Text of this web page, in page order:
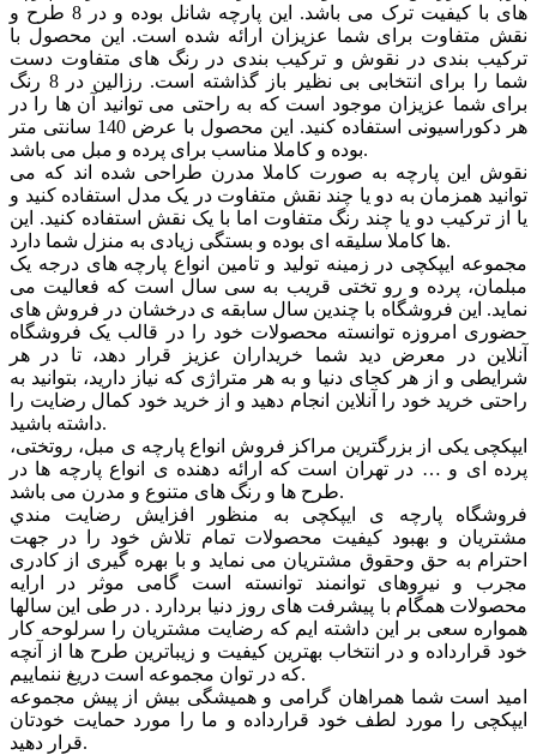
های با کیفیت ترک می باشد. این پارچه شانل بوده و در 8 طرح و
نقش متفاوت برای شما عزیزان ارائه شده است. این محصول با
ترکیب بندی در نقوش و ترکیب بندی در رنگ های متفاوت دست
شما را برای انتخابی بی نظیر باز گذاشته است. رزالین در 8 رنگ
برای شما عزیزان موجود است که به راحتی می توانید آن ها را در
هر دکوراسیونی استفاده کنید. این محصول با عرض 140 سانتی متر
بوده و کاملا مناسب برای پرده و مبل می باشد.
نقوش این پارچه به صورت کاملا مدرن طراحی شده اند که می
توانید همزمان به دو یا چند نقش متفاوت در یک مدل استفاده کنید و
یا از ترکیب دو یا چند رنگ متفاوت اما با یک نقش استفاده کنید. این
ها کاملا سلیقه ای بوده و بستگی زیادی به منزل شما دارد.
مجموعه ایپکچی در زمینه تولید و تامین انواع پارچه های درجه یک
مبلمان، پرده و رو تختی قریب به سی سال است که فعالیت می
نماید. این فروشگاه با چندین سال سابقه ی درخشان در فروش های
حضوری امروزه توانسته محصولات خود را در قالب یک فروشگاه
آنلاین در معرض دید شما خریداران عزیز قرار دهد، تا در هر
شرایطی و از هر کجای دنیا و به هر متراژی که نیاز دارید، بتوانید به
راحتی خرید خود را آنلاین انجام دهید و از خرید خود کمال رضایت را
داشته باشید.
ایپکچی یکی از بزرگترین مراکز فروش انواع پارچه ی مبل، روتختی،
پرده ای و … در تهران است که ارائه دهنده ی انواع پارچه ها در
طرح ها و رنگ های متنوع و مدرن می باشد.
فروشگاه پارچه ی ایپکچی به منظور افزايش رضايت مندي
مشتريان و بهبود کيفيت محصولات تمام تلاش خود را در جهت
احترام به حق وحقوق مشتريان می نماید و با بهره گیری از کادری
مجرب و نیروهای توانمند توانسته است گامی موثر در ارايه
محصولات همگام با پیشرفت های روز دنیا بردارد . در طی این سالها
همواره سعی بر این داشته ایم که رضایت مشتریان را سرلوحه کار
خود قرارداده و در انتخاب بهترین کیفیت و زیباترین طرح ها از آنچه
که در توان مجموعه است دریغ ننماییم.
امید است شما همراهان گرامی و همیشگی بیش از پیش مجموعه
ایپکچی را مورد لطف خود قرارداده و ما را مورد حمایت خودتان
قرار دهید.